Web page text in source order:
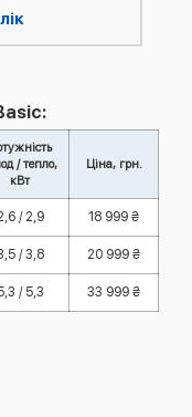
/ тепло,
кВт
Ціна, грн.
/ 2,9 18 999 ₴
/ 3,8 20 999 ₴
/ 5,3 33 999 ₴